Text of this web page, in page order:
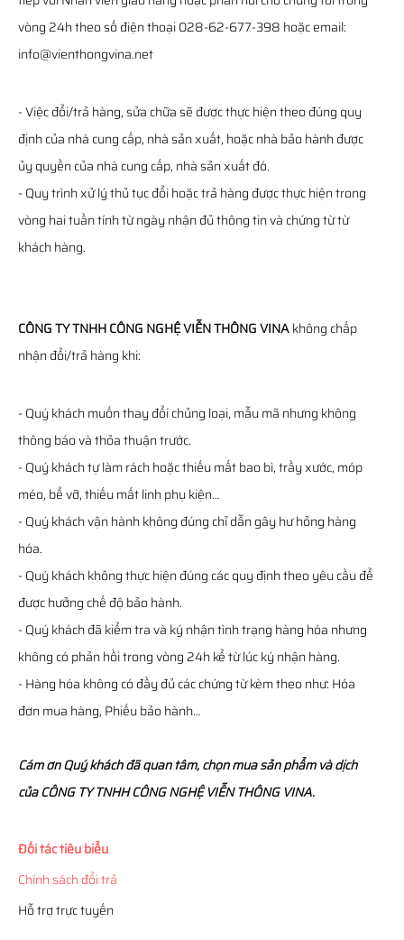
vòng 24h theo số điện thoại 028-62-677-398 hoặc email:
info@vienthongvina.net
- Việc đổi/trả hàng, sửa chữa sẽ được thực hiện theo đúng quy
định của nhà cung cấp, nhà sản xuất, hoặc nhà bảo hành được
ủy quyền của nhà cung cấp, nhà sản xuất đó.
- Quy trình xử lý thủ tục đổi hoặc trả hàng được thực hiện trong
vòng hai tuần tính từ ngày nhận đủ thông tin và chứng từ từ
khách hàng.
CÔNG TY TNHH CÔNG NGHỆ VIỄN THÔNG VINAkhông chấp
nhận đổi/trả hàng khi:
- Quý khách muốn thay đổi chủng loại, mẫu mã nhưng không
thông báo và thỏa thuận trước.
- Quý khách tự làm rách hoặc thiếu mất bao bì, trầy xước, móp
méo, bể vỡ, thiếu mất linh phụ kiện…
- Quý khách vận hành không đúng chỉ dẫn gây hư hỏng hàng
hóa.
- Quý khách không thực hiện đúng các quy định theo yêu cầu để
được hưởng chế độ bảo hành.
- Quý khách đã kiểm tra và ký nhận tình trạng hàng hóa nhưng
không có phản hồi trong vòng 24h kể từ lúc ký nhận hàng.
- Hàng hóa không có đầy đủ các chứng từ kèm theo như: Hóa
đơn mua hàng, Phiếu bảo hành…
Cám ơn Quý khách đã quan tâm, chọn mua sản phẩm và dịch
của CÔNG TY TNHH CÔNG NGHỆ VIỄN THÔNG VINA.
Đối tác tiêu biểu
Chính sách đổi trả
Hỗ trợ trực tuyến